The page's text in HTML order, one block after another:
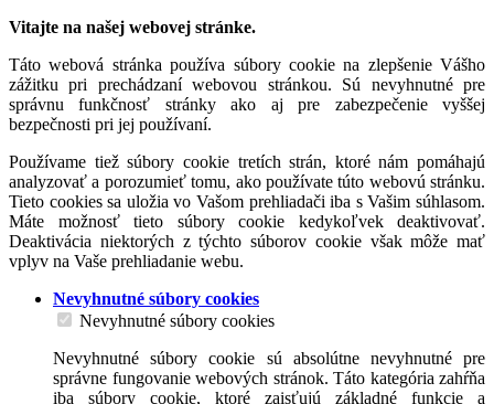
Vitajte na našej webovej stránke.
Táto webová stránka používa súbory cookie na zlepšenie Vášho
zážitku pri prechádzaní webovou stránkou. Sú nevyhnutné pre
správnu funkčnosť stránky ako aj pre zabezpečenie vyššej
bezpečnosti pri jej používaní.
Používame tiež súbory cookie tretích strán, ktoré nám pomáhajú
analyzovať a porozumieť tomu, ako používate túto webovú stránku.
Tieto cookies sa uložia vo Vašom prehliadači iba s Vašim súhlasom.
Máte možnosť tieto súbory cookie kedykoľvek deaktivovať.
Deaktivácia niektorých z týchto súborov cookie však môže mať
vplyv na Vaše prehliadanie webu.
Nevyhnutné súbory cookies
Nevyhnutné súbory cookies
Nevyhnutné súbory cookie sú absolútne nevyhnutné pre
správne fungovanie webových stránok. Táto kategória zahŕňa
iba súbory cookie, ktoré zaisťujú základné funkcie a